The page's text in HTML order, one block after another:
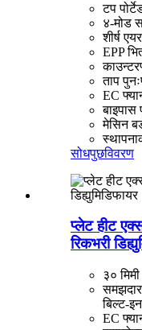
टप
४-मोड
शीर्ष
EPP
ताप
EC
बाइपास
मेसिन
सोधपुछविवरण
प्लेट हीट
रिकभरी
३०
समझदार
बिल्ट-
EC